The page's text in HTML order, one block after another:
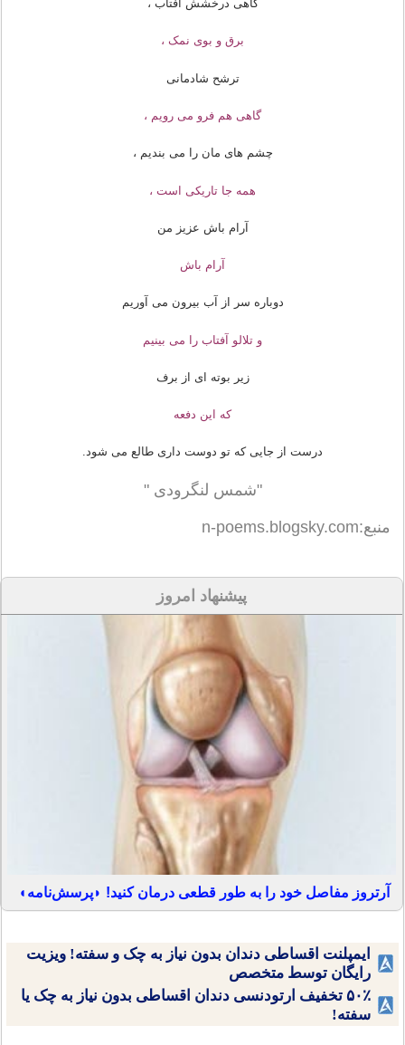
گاهی درخشش آفتاب ،
برق و بوی نمک ،
ترشح شادمانی
گاهی هم فرو می رویم ،
چشم های مان را می بندیم ،
همه جا تاریکی است ،
آرام باش عزیز من
آرام باش
دوباره سر از آب بیرون می آوریم
و تلالو آفتاب را می بینیم
زیر بوته ای از برف
که این دفعه
درست از جایی که تو دوست داری طالع می شود.
"شمس لنگرودی "
منبع:n-poems.blogsky.com
پیشنهاد امروز
آرتروز مفاصل خود را به طور قطعی درمان کنید! ◗پرسش‌نامه◖
ایمپلنت اقساطی دندان بدون نیاز به چک و سفته! ویزیت
رایگان توسط متخصص
۵۰٪ تخفیف ارتودنسی دندان اقساطی بدون نیاز به چک یا
سفته!